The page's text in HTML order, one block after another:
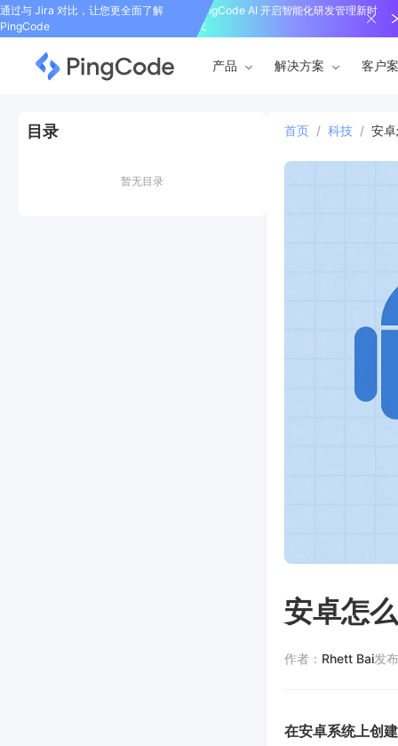
通过与 Jira 对比，让您更全面了解
PingCode
PingCode AI 开启智能化研发管理新时
代
产品 解决方案 客户
目录
暂无目录
首页 / 科技 / 安
安卓怎
作者： Rhett Bai发
在安卓系统上创